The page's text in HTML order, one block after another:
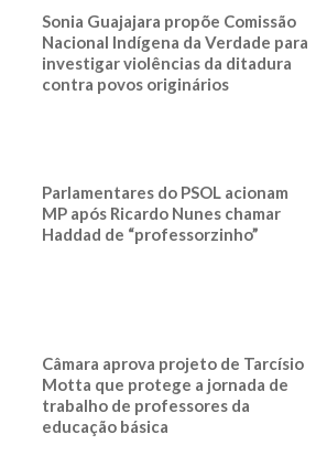
Sonia Guajajara propõe Comissão
Nacional Indígena da Verdade para
investigar violências da ditadura
contra povos originários
Parlamentares do PSOL acionam
MP após Ricardo Nunes chamar
Haddad de “professorzinho”
Câmara aprova projeto de Tarcísio
Motta que protege a jornada de
trabalho de professores da
educação básica